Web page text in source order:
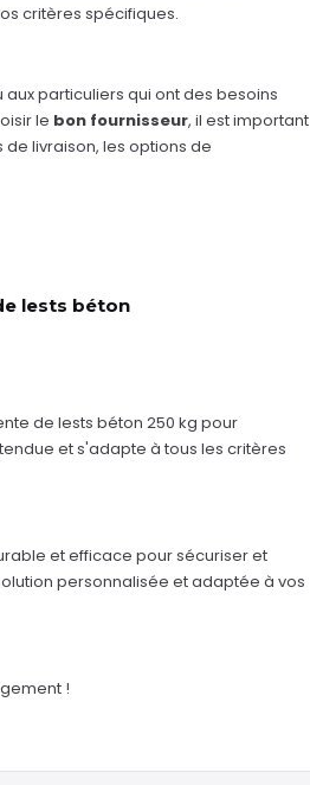
critères spécifiques.
particuliers qui ont des besoins
le bon fournisseur, il est important
livraison, les options de
lests béton
de lests béton 250 kg pour
et s'adapte à tous les critères
et efficace pour sécuriser et
personnalisée et adaptée à vos
!